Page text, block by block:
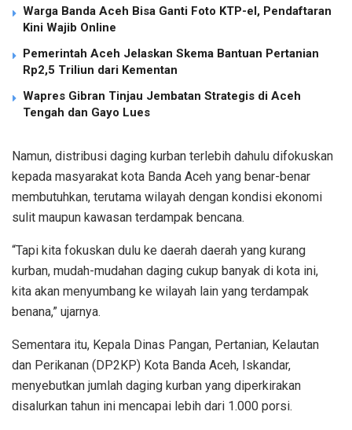
Warga Banda Aceh Bisa Ganti Foto KTP-el, Pendaftaran
Kini Wajib Online
Pemerintah Aceh Jelaskan Skema Bantuan Pertanian
Rp2,5 Triliun dari Kementan
Wapres Gibran Tinjau Jembatan Strategis di Aceh
Tengah dan Gayo Lues
Namun, distribusi daging kurban terlebih dahulu difokuskan
kepada masyarakat kota Banda Aceh yang benar-benar
membutuhkan, terutama wilayah dengan kondisi ekonomi
sulit maupun kawasan terdampak bencana.
“Tapi kita fokuskan dulu ke daerah daerah yang kurang
kurban, mudah-mudahan daging cukup banyak di kota ini,
kita akan menyumbang ke wilayah lain yang terdampak
benana,” ujarnya.
Sementara itu, Kepala Dinas Pangan, Pertanian, Kelautan
dan Perikanan (DP2KP) Kota Banda Aceh, Iskandar,
menyebutkan jumlah daging kurban yang diperkirakan
disalurkan tahun ini mencapai lebih dari 1.000 porsi.